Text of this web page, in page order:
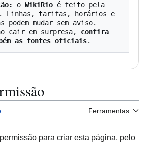
o WikiRio é feito pela
Linhas, tarifas, horários e
podem mudar sem aviso.
cair em surpresa,
confira
as fontes oficiais
Ferramentas
para criar esta página, pelo